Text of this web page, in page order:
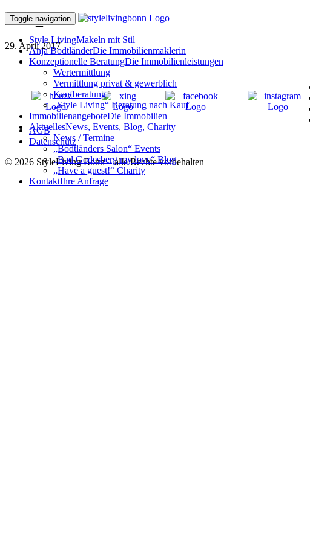
Toggle navigation
Style LivingMakeln mit Stil
Anja BodtländerDie Immobilienmaklerin
Konzeptionelle BeratungDie Immobilienleistungen
Wertermittlung
Vermittlung privat & gewerblich
Kaufberatung
„Style Living“ Beratung nach Kauf
ImmobilienangeboteDie Immobilien
AktuellesNews, Events, Blog, Charity
News / Termine
„Bodtländers Salon“ Events
„Bad Godesberg my love“ Blog
„Have a guest!“ Charity
KontaktIhre Anfrage
IMG_1727
29. April 2017
AGB
Datenschutz
© 2026 StyleLiving Bonn – alle Rechte vorbehalten